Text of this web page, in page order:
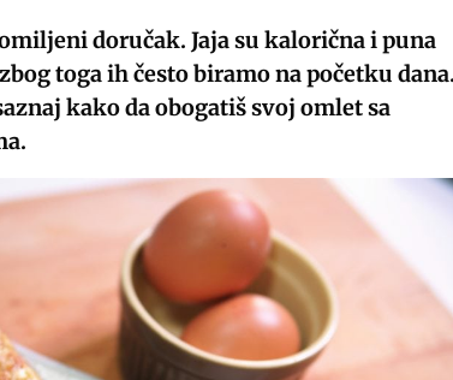
doručak. Jaja su kalorična i puna
toga ih često biramo na početku dana.
kako da obogatiš svoj omlet sa